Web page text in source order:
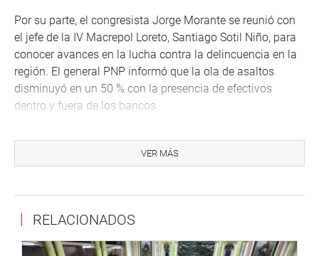
Por su parte, el congresista Jorge Morante se reunió con
el jefe de la IV Macrepol Loreto, Santiago Sotil Niño, para
conocer avances en la lucha contra la delincuencia en la
región. El general PNP informó que la ola de asaltos
disminuyó en un 50 % con la presencia de efectivos
dentro y fuera de los bancos.
VER MÁS
RELACIONADOS